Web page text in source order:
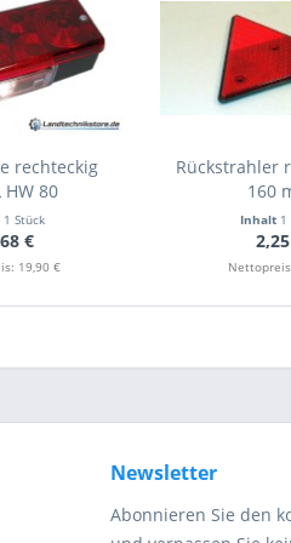
rechteckig
HW 80
1 Stück
€
19,90 €
Rückstrahler
160
Inhalt 1
Newsletter
Abonnieren Sie den